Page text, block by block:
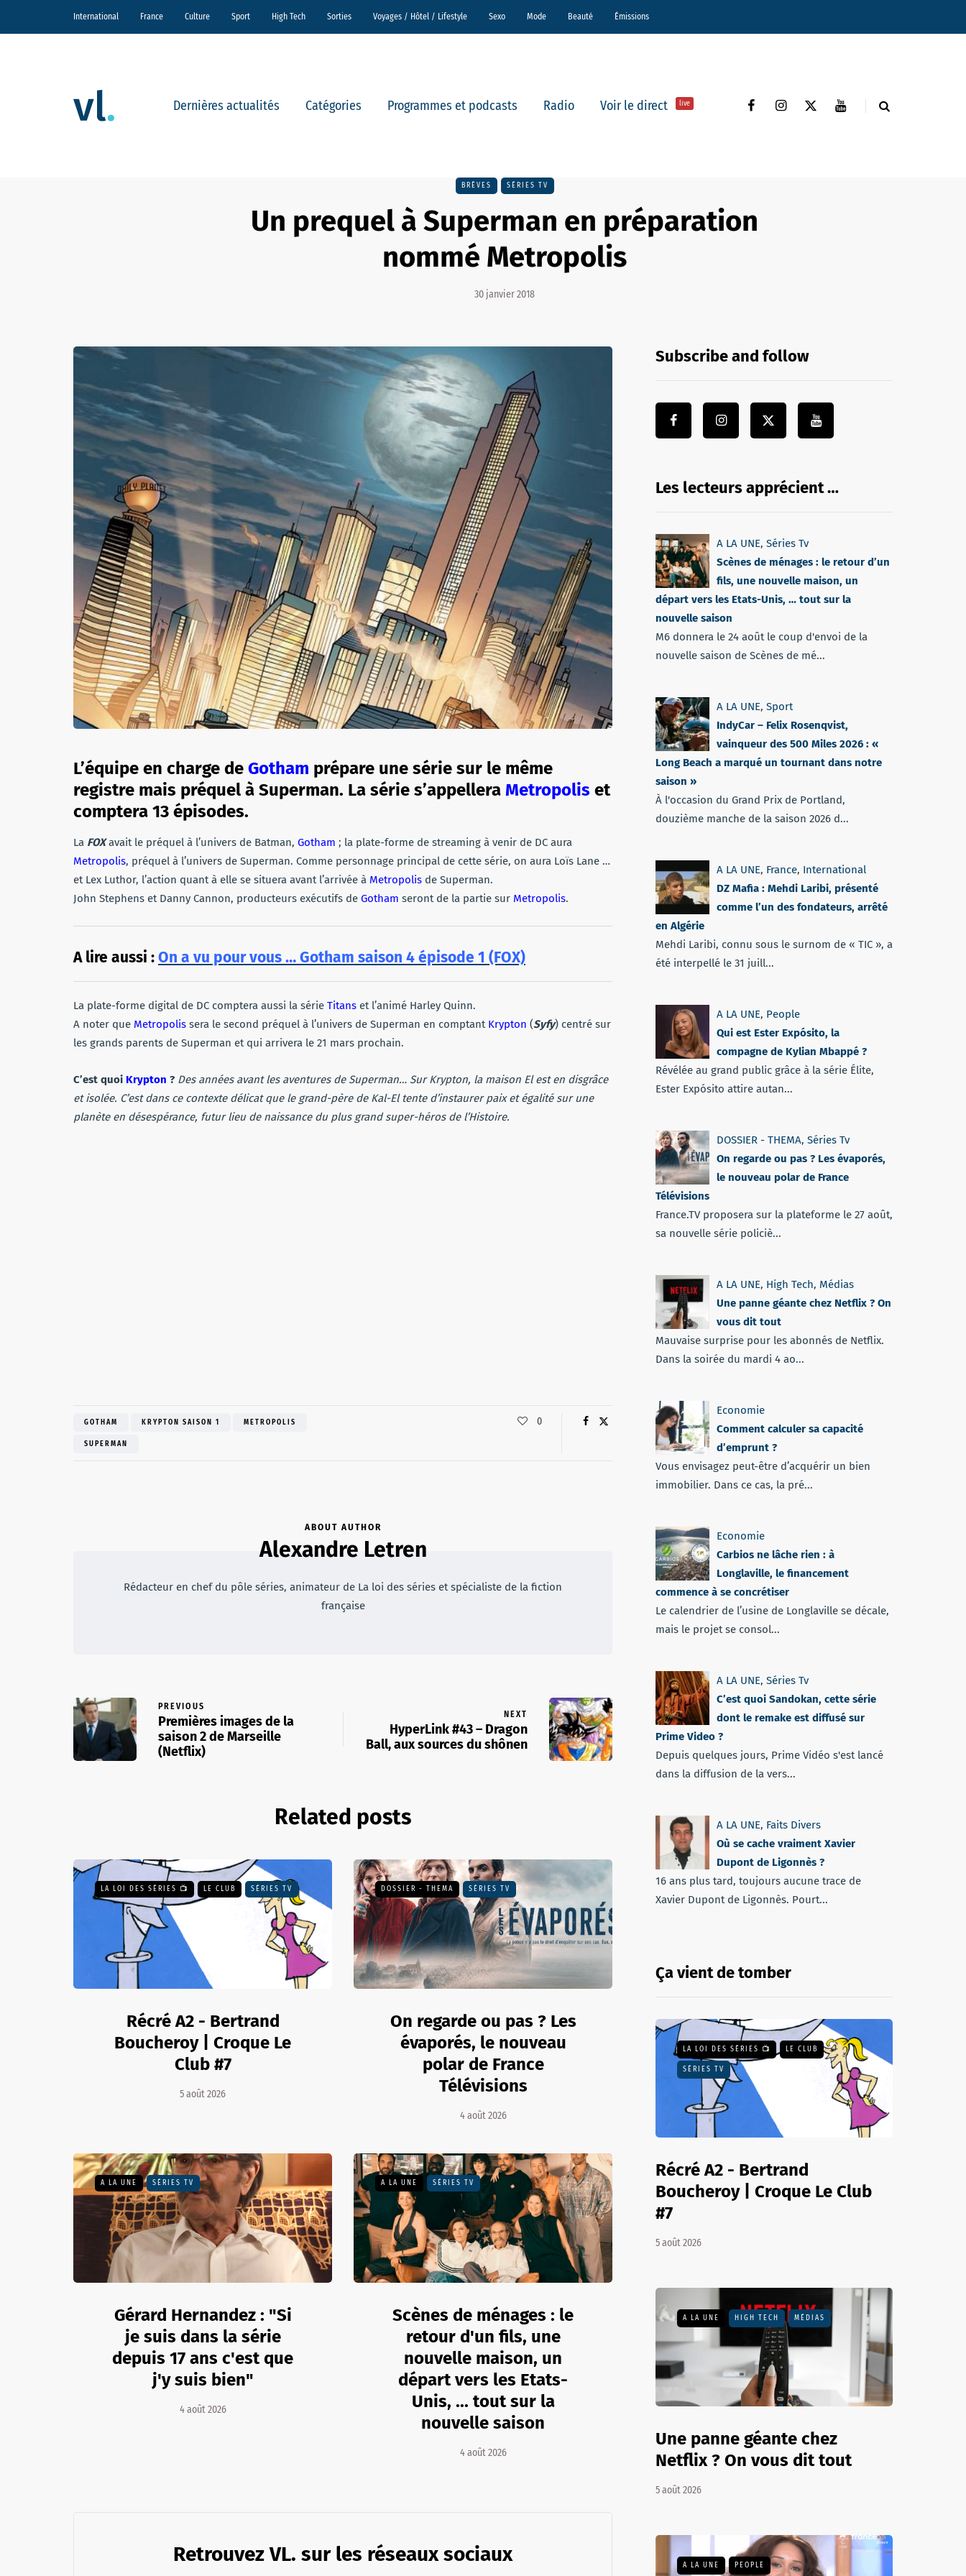
International France Culture Sport High Tech Sorties Voyages / Hôtel / Lifestyle Sexo Mode Beauté Émissions
Dernières actualités Catégories Programmes et podcasts Radio Voir le direct live
BRÈVES SÉRIES TV
Un prequel à Superman en préparation
nommé Metropolis
30 janvier 2018
L’équipe en charge de Gotham prépare une série sur le même
registre mais préquel à Superman. La série s’appellera Metropolis et
comptera 13 épisodes.
La FOXavait le préquel à l’univers de Batman, Gotham ; la plate-forme de streaming à venir de DC aura
Metropolis, préquel à l’univers de Superman. Comme personnage principal de cette série, on aura Loïs Lane …
et Lex Luthor, l’action quant à elle se situera avant l’arrivée à Metropolis de Superman.
John Stephens et Danny Cannon, producteurs exécutifs de Gotham seront de la partie sur Metropolis.
A lire aussi :On a vu pour vous … Gotham saison 4 épisode 1 (FOX)
La plate-forme digital de DC comptera aussi la série Titans et l’animé Harley Quinn.
A noter que Metropolis sera le second préquel à l’univers de Superman en comptant Krypton (Syfy) centré sur
les grands parents de Superman et qui arrivera le 21 mars prochain.
C’est quoi Krypton ? Des années avant les aventures de Superman… Sur Krypton, la maison El est en disgrâce
et isolée. C’est dans ce contexte délicat que le grand-père de Kal-El tente d’instaurer paix et égalité sur une
planète en désespérance, futur lieu de naissance du plus grand super-héros de l’Histoire.
GOTHAM KRYPTON SAISON 1 METROPOLIS
SUPERMAN
0
ABOUT AUTHOR
Alexandre Letren
Rédacteur en chef du pôle séries, animateur de La loi des séries et spécialiste de la fiction
française
PREVIOUS
Premières images de la
saison 2 de Marseille
(Netflix)
NEXT
HyperLink #43 – Dragon
Ball, aux sources du shônen
Related posts
LA LOI DES SÉRIES 📺 LE CLUB SÉRIES TV
Récré A2 - Bertrand
Boucheroy | Croque Le
Club #7
5 août 2026
DOSSIER - THEMA SÉRIES TV
On regarde ou pas ? Les
évaporés, le nouveau
polar de France
Télévisions
4 août 2026
A LA UNE SÉRIES TV
Gérard Hernandez : "Si
je suis dans la série
depuis 17 ans c'est que
j'y suis bien"
4 août 2026
A LA UNE SÉRIES TV
Scènes de ménages : le
retour d'un fils, une
nouvelle maison, un
départ vers les Etats-
Unis, ... tout sur la
nouvelle saison
4 août 2026
Retrouvez VL. sur les réseaux sociaux
Subscribe and follow
Les lecteurs apprécient …
A LA UNE, Séries Tv
Scènes de ménages : le retour d’un
fils, une nouvelle maison, un
départ vers les Etats-Unis, … tout sur la
nouvelle saison
M6 donnera le 24 août le coup d'envoi de la
nouvelle saison de Scènes de mé...
A LA UNE, Sport
IndyCar – Felix Rosenqvist,
vainqueur des 500 Miles 2026 : «
Long Beach a marqué un tournant dans notre
saison »
À l'occasion du Grand Prix de Portland,
douzième manche de la saison 2026 d...
A LA UNE, France, International
DZ Mafia : Mehdi Laribi, présenté
comme l’un des fondateurs, arrêté
en Algérie
Mehdi Laribi, connu sous le surnom de « TIC », a
été interpellé le 31 juill...
A LA UNE, People
Qui est Ester Expósito, la
compagne de Kylian Mbappé ?
Révélée au grand public grâce à la série Élite,
Ester Expósito attire autan...
DOSSIER - THEMA, Séries Tv
On regarde ou pas ? Les évaporés,
le nouveau polar de France
Télévisions
France.TV proposera sur la plateforme le 27 août,
sa nouvelle série policiè...
A LA UNE, High Tech, Médias
Une panne géante chez Netflix ? On
vous dit tout
Mauvaise surprise pour les abonnés de Netflix.
Dans la soirée du mardi 4 ao...
Economie
Comment calculer sa capacité
d’emprunt ?
Vous envisagez peut-être d’acquérir un bien
immobilier. Dans ce cas, la pré...
Economie
Carbios ne lâche rien : à
Longlaville, le financement
commence à se concrétiser
Le calendrier de l’usine de Longlaville se décale,
mais le projet se consol...
A LA UNE, Séries Tv
C’est quoi Sandokan, cette série
dont le remake est diffusé sur
Prime Video ?
Depuis quelques jours, Prime Vidéo s'est lancé
dans la diffusion de la vers...
A LA UNE, Faits Divers
Où se cache vraiment Xavier
Dupont de Ligonnès ?
16 ans plus tard, toujours aucune trace de
Xavier Dupont de Ligonnès. Pourt...
Ça vient de tomber
LA LOI DES SÉRIES 📺 LE CLUB
SÉRIES TV
Récré A2 - Bertrand
Boucheroy | Croque Le Club
#7
5 août 2026
A LA UNE HIGH TECH MÉDIAS
Une panne géante chez
Netflix ? On vous dit tout
5 août 2026
A LA UNE PEOPLE